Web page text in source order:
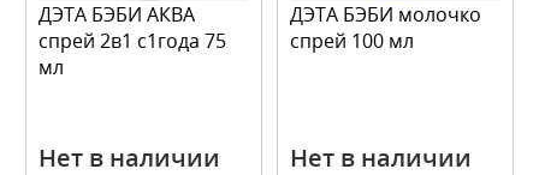
ДЭТА БЭБИ АКВА
спрей 2в1 с1года 75
мл
Нет в наличии
ДЭТА БЭБИ молочко
спрей 100 мл
Нет в наличии